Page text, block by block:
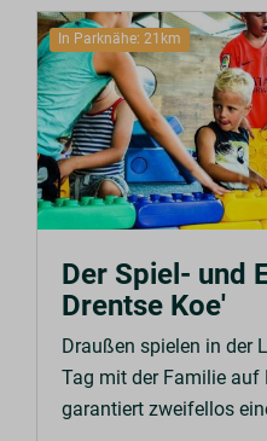
In Parknähe: 21km
Der Spiel- und
Drentse Koe'
Draußen spielen in der
Tag mit der Familie auf
garantiert zweifellos